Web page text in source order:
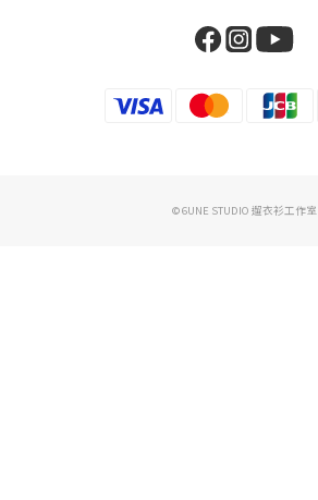
© 6UNE STUDIO 遛衣衫工作室